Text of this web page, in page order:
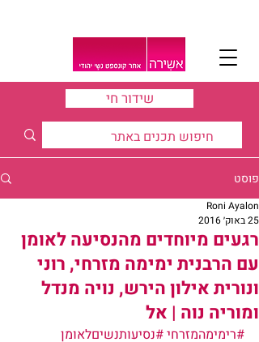
שידור חי
פוסט
רגעים מיוחדים מהנסיעה לאומן
עם הרבנית ימימה מזרחי, רוני
ונורית אילון הירש, נויה מנדל
ומוריה נוה | אל
Roni Ayalon
25 באוק׳ 2016
#רימימהמזרחי#נסיעותנשיםלאומן